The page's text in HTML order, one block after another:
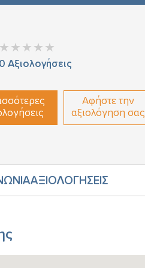
0 Αξιολογήσεις
Αφήστε την
αξιολόγηση σας
ΑΞΙΟΛΟΓΗΣΕΙΣ